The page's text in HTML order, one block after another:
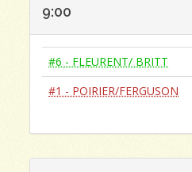
9:00
#6 - FLEURENT/ BRITT
#1 - POIRIER/FERGUSON